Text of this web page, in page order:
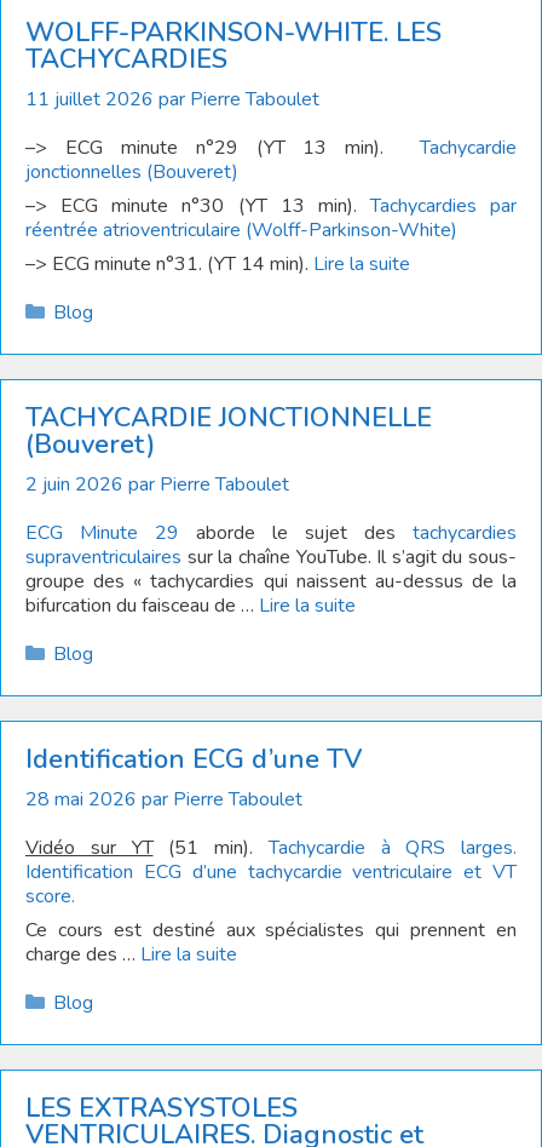
WOLFF-PARKINSON-WHITE. LES
TACHYCARDIES
11 juillet 2026 par Pierre Taboulet
–> ECG minute n°29 (YT 13 min).Tachycardie
jonctionnelles (Bouveret)
–> ECG minute n°30 (YT 13 min).Tachycardies par
réentrée atrioventriculaire (Wolff-Parkinson-White)
–> ECG minute n°31. (YT 14 min). Lire la suite
Catégories
Blog
TACHYCARDIE JONCTIONNELLE
(Bouveret)
2 juin 2026 par Pierre Taboulet
ECG Minute 29 aborde le sujet des tachycardies
supraventriculaires sur la chaîne YouTube. Il s’agit du sous-
groupe des « tachycardies qui naissent au-dessus de la
bifurcation du faisceau de … Lire la suite
Catégories
Blog
Identification ECG d’une TV
28 mai 2026 par Pierre Taboulet
Vidéo sur YT(51 min). Tachycardie à QRS larges.
Identification ECG d’une tachycardie ventriculaire et VT
score.
Ce cours est destiné aux spécialistes qui prennent en
charge des … Lire la suite
Catégories
Blog
LES EXTRASYSTOLES
VENTRICULAIRES. Diagnostic et